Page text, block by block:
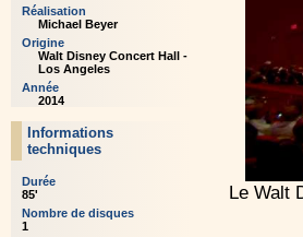
Réalisation
Michael Beyer
Origine
Walt Disney Concert Hall -
Los Angeles
Année
2014
Informations
techniques
Durée
85'
Nombre de disques
1
Le Walt